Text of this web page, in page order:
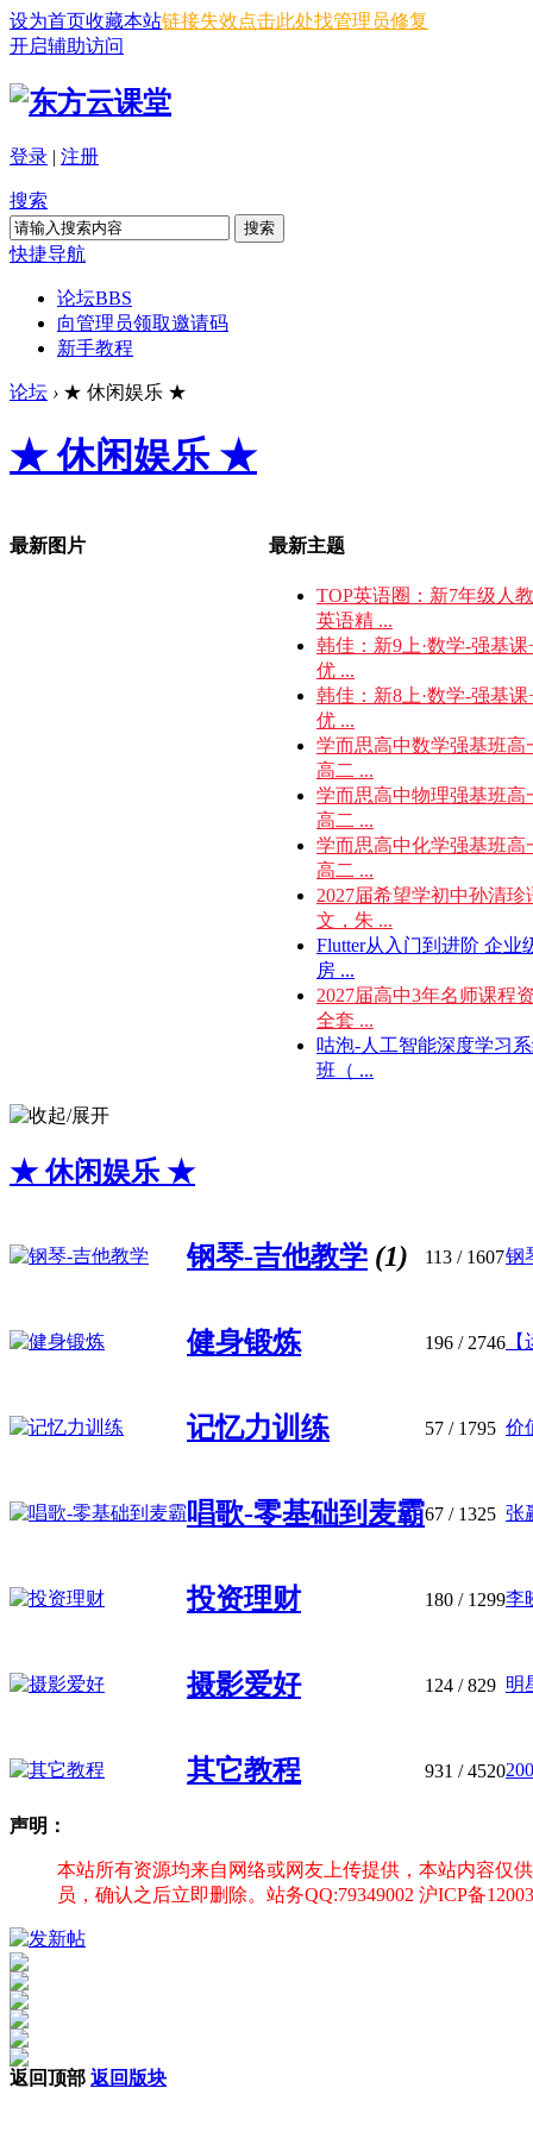
设为首页收藏本站链接失效点击此处找管理员修复
开启辅助访问
登录 | 注册
搜索
搜索
快捷导航
论坛BBS
向管理员领取邀请码
新手教程
论坛 › ★ 休闲娱乐 ★
★ 休闲娱乐 ★
最新图片 最新主题
TOP英语圈：新7年级人
英语精 ...
韩佳：新9上·数学-强基课
优 ...
韩佳：新8上·数学-强基课
优 ...
学而思高中数学强基班高
高二 ...
学而思高中物理强基班高
高二 ...
学而思高中化学强基班高
高二 ...
2027届希望学初中孙清珍
文，朱 ...
Flutter从入门到进阶 企业
房 ...
2027届高中3年名师课程
全套 ...
咕泡-人工智能深度学习
班（ ...
★ 休闲娱乐 ★
钢琴-吉他教学 (1) 113 / 1607钢
健身锻炼 196 / 2746
记忆力训练 57 / 1795 价
唱歌-零基础到麦霸67 / 1325 张
投资理财 180 / 1299李
摄影爱好 124 / 829 明
其它教程 931 / 4520
声明：
本站所有资源均来自网络或网友上传提供，本站内容仅
员，确认之后立即删除。站务QQ:79349002 沪ICP备
返回顶部 返回版块